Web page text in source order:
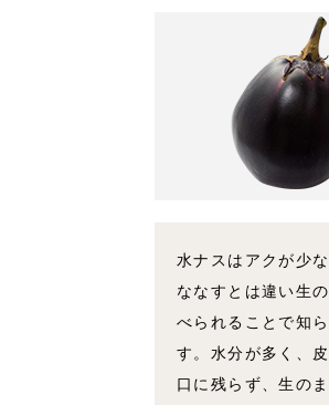
水ナスはアクが少
ななすとは違い生
べられることで知
す。水分が多く、
口に残らず、生の